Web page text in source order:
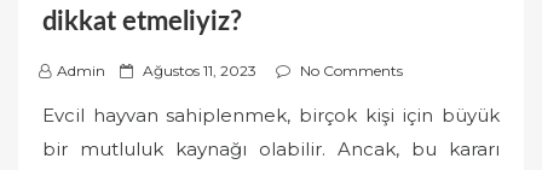
dikkat etmeliyiz?
Admin
P
s
t
Ağustos 11, 2023 No Comments
Evcil hayvan sahiplenmek, birçok kişi için büyük
bir mutluluk kaynağı olabilir. Ancak, bu kararı